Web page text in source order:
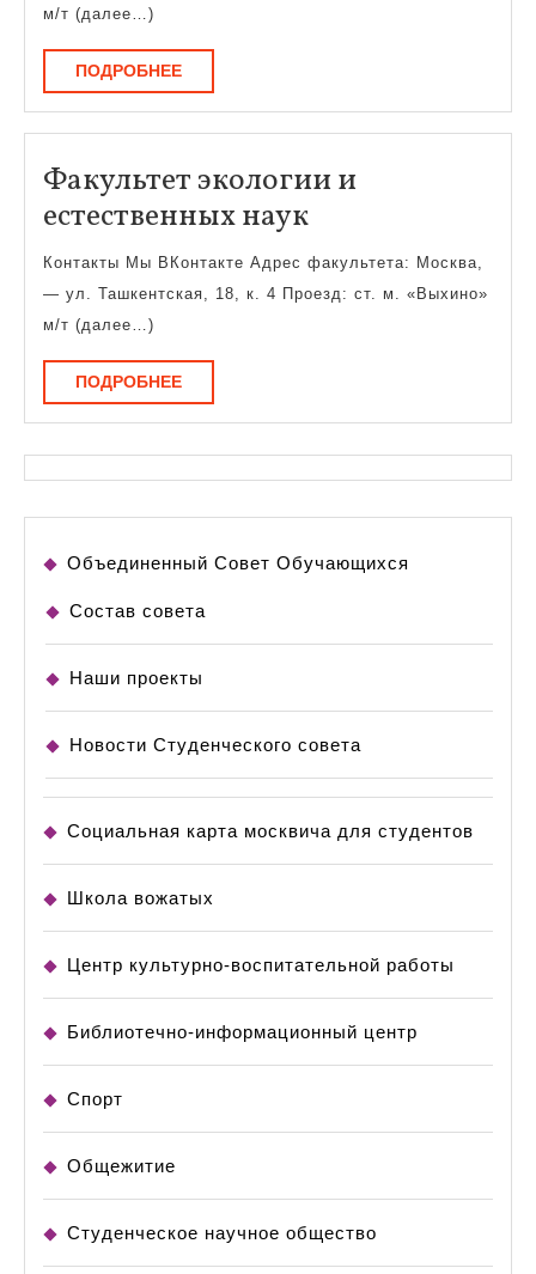
м/т (далее…)
ПОДРОБНЕЕПОДРОБНЕЕ
Факультет экологии и
естественных наукФакультет
экологии
и
Контакты Мы ВКонтакте Адрес факультета: Москва,
— ул. Ташкентская, 18, к. 4 Проезд: ст. м. «Выхино»
м/т (далее…)
ПОДРОБНЕЕПОДРОБНЕЕ
Объединенный Совет Обучающихся
Состав совета
Наши проекты
Новости Студенческого совета
Социальная карта москвича для студентов
Школа вожатых
Центр культурно-воспитательной работы
Библиотечно-информационный центр
Спорт
Общежитие
Студенческое научное общество